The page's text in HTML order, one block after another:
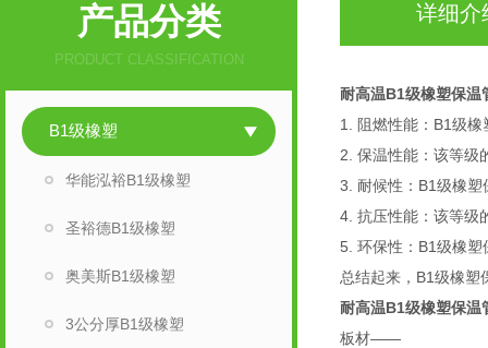
产品分类
PRODUCT CLASSIFICATION
B1级橡塑
华能泓裕B1级橡塑
圣裕德B1级橡塑
奥美斯B1级橡塑
3公分厚B1级橡塑
详细介
耐高温B1级橡塑保温
1. 阻燃性能：B1级
2. 保温性能：该等级
3. 耐候性：B1级橡
4. 抗压性能：该等级
5. 环保性：B1级橡
总结起来，B1级橡塑
耐高温B1级橡塑保温
板材——